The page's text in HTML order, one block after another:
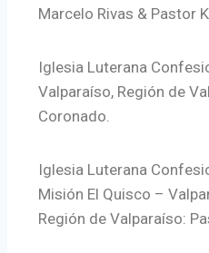
Marcelo Rivas & Pastor
Iglesia Luterana
Valparaíso, Región de
Coronado.
Iglesia Luterana
Misión El Quisco –
Región de Valparaíso: